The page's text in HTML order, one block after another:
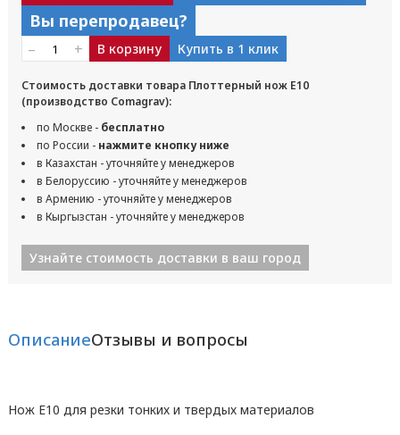
Вы перепродавец?
– + В корзину Купить в 1 клик
Стоимость доставки товара Плоттерный нож E10
(производство Comagrav):
по Москве - бесплатно
по России - нажмите кнопку ниже
в Казахстан - уточняйте у менеджеров
в Белоруссию - уточняйте у менеджеров
в Армению - уточняйте у менеджеров
в Кыргызстан - уточняйте у менеджеров
Узнайте стоимость доставки в ваш город
ОписаниеОтзывы и вопросы
Нож E10 для резки тонких и твердых материалов